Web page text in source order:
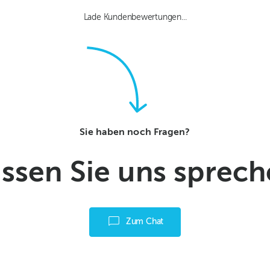
Lade Kundenbewertungen...
Sie haben noch Fragen?
Sie uns
Zum Chat